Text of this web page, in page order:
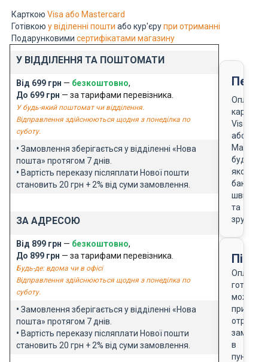
Карткою Visa або Mastercard
Готівкою у віділенні пошти або кур'єрупри отриманні
Подарунковими сертифікатами магазину
У ВІДДІЛЕННЯ ТА ПОШТОМАТИ
Від 699 грн — безкоштовно,
До 699 грн — за тарифами перевізника.
У будь-який поштомат чи відділення.
Відправлення здійснюються щодня з понеділка по
суботу.
• Замовлення зберігається у відділенні «Нова
пошта» протягом 7 днів.
• Вартість переказу післяплати Нової пошти
становить 20 грн + 2% від суми замовлення.
ЗА АДРЕСОЮ
Від 899 грн — безкоштовно,
До 899 грн — за тарифами перевізника.
Будь-де: вдома чи в офісі
Відправлення здійснюються щодня з понеділка по
суботу.
• Замовлення зберігається у відділенні «Нова
пошта» протягом 7 днів.
• Вартість переказу післяплати Нової пошти
становить 20 грн + 2% від суми замовлення.
Оплата
карткою
Visa
або
будь-
якого
банку
швидко
та
зручно
Оплата
готівкою
можлива
при
в
пункті